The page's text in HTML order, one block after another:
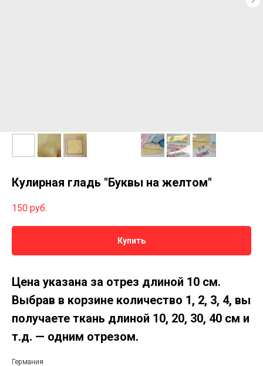
Кулирная гладь "Буквы на желтом"
150 руб.
Купить
Цена указана за отрез длиной 10 см.
Выбрав в корзине количество 1, 2, 3, 4, вы
получаете ткань длиной 10, 20, 30, 40 см и
т.д. — одним отрезом.
Германия